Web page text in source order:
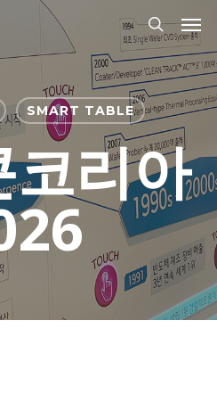
search
SMART TABLE
리아